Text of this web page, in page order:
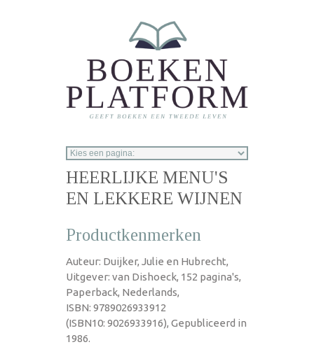
HEERLIJKE MENU'S
EN LEKKERE WIJNEN
Productkenmerken
Auteur: Duijker, Julie en Hubrecht,
Uitgever: van Dishoeck, 152 pagina's,
Paperback, Nederlands,
ISBN: 9789026933912
(ISBN10: 9026933916), Gepubliceerd in
1986.